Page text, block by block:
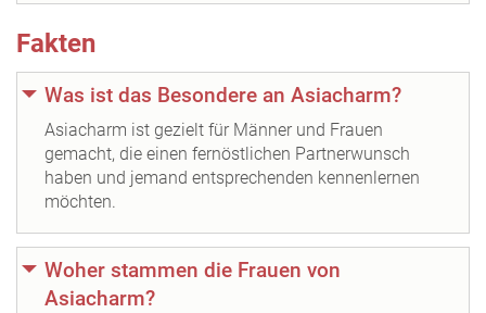
Fakten
Was ist das Besondere an Asiacharm?
Asiacharm ist gezielt für Männer und Frauen
gemacht, die einen fernöstlichen Partnerwunsch
haben und jemand entsprechenden kennenlernen
möchten.
Woher stammen die Frauen von
Asiacharm?